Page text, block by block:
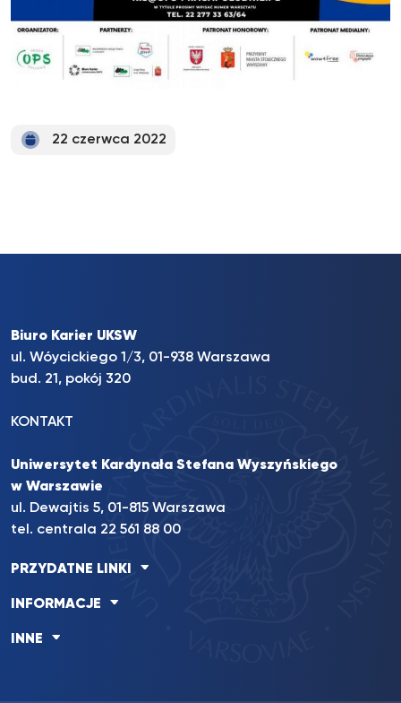
22 czerwca 2022
Biuro Karier UKSW
ul. Wóycickiego 1/3, 01-938 Warszawa
bud. 21, pokój 320
KONTAKT
Uniwersytet Kardynała Stefana Wyszyńskiego
w Warszawie
ul. Dewajtis 5, 01-815 Warszawa
tel. centrala 22 561 88 00
PRZYDATNE LINKI
INFORMACJE
INNE